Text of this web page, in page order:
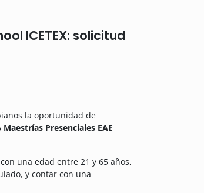
ICETEX: solicitud
la oportunidad de
Maestrías Presenciales EAE
una edad entre 21 y 65 años,
y contar con una